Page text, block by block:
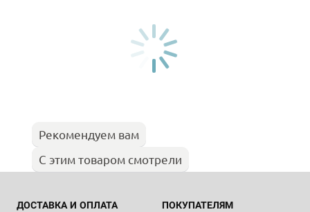
Рекомендуем вам
С этим товаром смотрели
ДОСТАВКА И ОПЛАТА ПОКУПАТЕЛЯМ